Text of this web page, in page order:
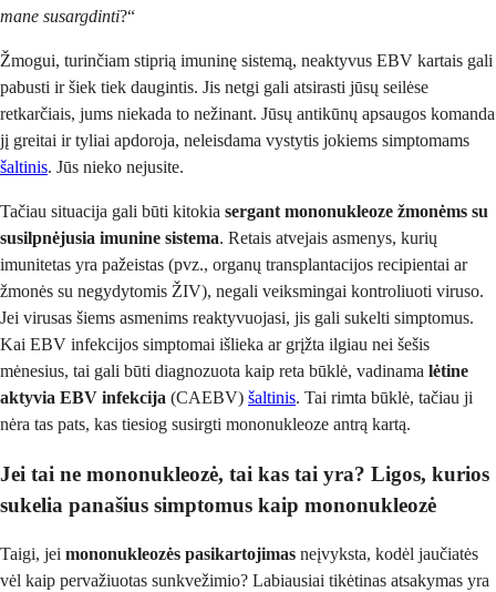
mane susargdinti?“
Žmogui, turinčiam stiprią imuninę sistemą, neaktyvus EBV kartais gali
pabusti ir šiek tiek daugintis. Jis netgi gali atsirasti jūsų seilėse
retkarčiais, jums niekada to nežinant. Jūsų antikūnų apsaugos komanda
jį greitai ir tyliai apdoroja, neleisdama vystytis jokiems simptomams
šaltinis. Jūs nieko nejusite.
Tačiau situacija gali būti kitokia sergant mononukleoze žmonėms su
susilpnėjusia imunine sistema. Retais atvejais asmenys, kurių
imunitetas yra pažeistas (pvz., organų transplantacijos recipientai ar
žmonės su negydytomis ŽIV), negali veiksmingai kontroliuoti viruso.
Jei virusas šiems asmenims reaktyvuojasi, jis gali sukelti simptomus.
Kai EBV infekcijos simptomai išlieka ar grįžta ilgiau nei šešis
mėnesius, tai gali būti diagnozuota kaip reta būklė, vadinama lėtine
aktyvia EBV infekcija (CAEBV) šaltinis. Tai rimta būklė, tačiau ji
nėra tas pats, kas tiesiog susirgti mononukleoze antrą kartą.
Jei tai ne mononukleozė, tai kas tai yra? Ligos, kurios
sukelia panašius simptomus kaip mononukleozė
Taigi, jei mononukleozės pasikartojimas neįvyksta, kodėl jaučiatės
vėl kaip pervažiuotas sunkvežimio? Labiausiai tikėtinas atsakymas yra